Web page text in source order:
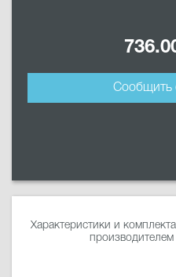
Характеристики и